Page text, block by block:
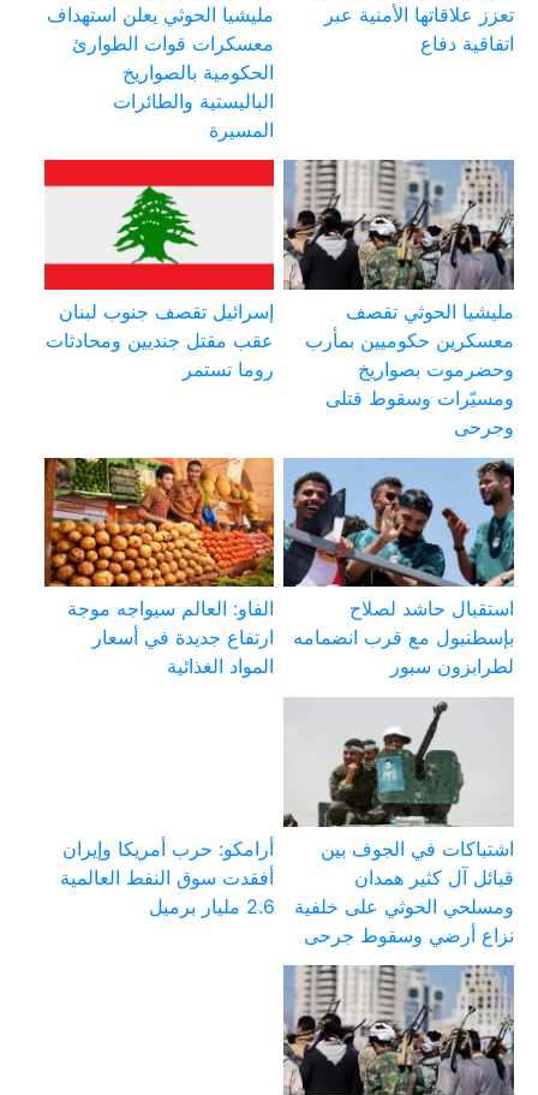
تعزز علاقاتها الأمنية عبر
اتفاقية دفاع
مليشيا الحوثي يعلن استهداف
معسكرات قوات الطوارئ
الحكومية بالصواريخ
الباليستية والطائرات
المسيرة
مليشيا الحوثي تقصف
معسكرين حكوميين بمأرب
وحضرموت بصواريخ
ومسيّرات وسقوط قتلى
وجرحى
إسرائيل تقصف جنوب لبنان
عقب مقتل جنديين ومحادثات
روما تستمر
استقبال حاشد لصلاح
بإسطنبول مع قرب انضمامه
لطرابزون سبور
الفاو: العالم سيواجه موجة
ارتفاع جديدة في أسعار
المواد الغذائية
اشتباكات في الجوف بين
قبائل آل كثير همدان
ومسلحي الحوثي على خلفية
نزاع أرضي وسقوط جرحى
أرامكو: حرب أمريكا وإيران
أفقدت سوق النفط العالمية
2.6 مليار برميل